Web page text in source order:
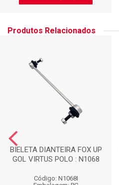
Produtos Relacionados
BIELETA DIANTEIRA FOX UP
GOL VIRTUS POLO : N1068
Código: N1068I